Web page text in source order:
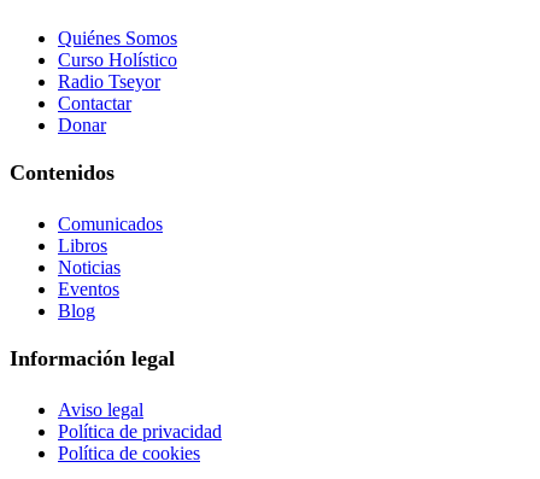
Quiénes Somos
Curso Holístico
Radio Tseyor
Contactar
Donar
Contenidos
Comunicados
Libros
Noticias
Eventos
Blog
Información legal
Aviso legal
Política de privacidad
Política de cookies